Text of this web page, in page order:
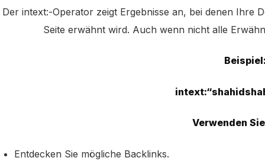
Der intext:-Operator zeigt Ergebnisse an, bei denen Ihre
Seite erwähnt wird. Auch wenn nicht alle
Verwenden
Entdecken Sie mögliche Backlinks.